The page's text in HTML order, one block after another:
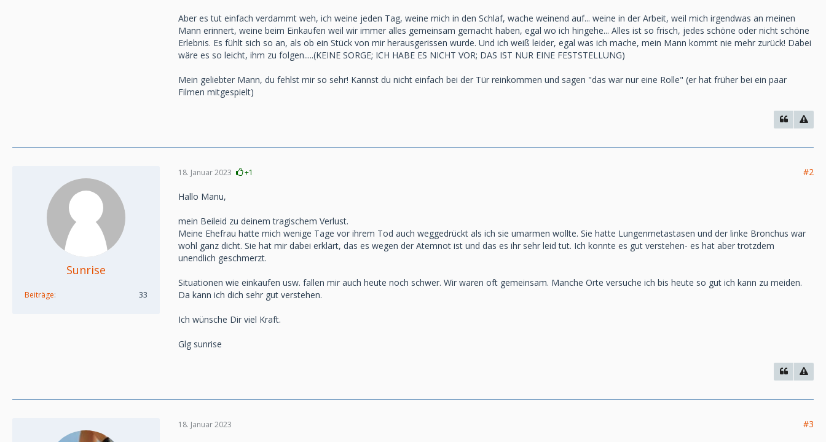
Aber es tut einfach verdammt weh, ich weine jeden Tag, weine mich in den Schlaf, wache weinend auf... weine in der Arbeit, weil mich irgendwas an meinen
Mann erinnert, weine beim Einkaufen weil wir immer alles gemeinsam gemacht haben, egal wo ich hingehe... Alles ist so frisch, jedes schöne oder nicht schöne
Erlebnis. Es fühlt sich so an, als ob ein Stück von mir herausgerissen wurde. Und ich weiß leider, egal was ich mache, mein Mann kommt nie mehr zurück! Dabei
wäre es so leicht, ihm zu folgen.....(KEINE SORGE; ICH HABE ES NICHT VOR; DAS IST NUR EINE FESTSTELLUNG)
Mein geliebter Mann, du fehlst mir so sehr! Kannst du nicht einfach bei der Tür reinkommen und sagen "das war nur eine Rolle" (er hat früher bei ein paar
Filmen mitgespielt)
Sunrise
Beiträge 33
18. Januar 2023 +1 #2
Hallo Manu,
mein Beileid zu deinem tragischem Verlust.
Meine Ehefrau hatte mich wenige Tage vor ihrem Tod auch weggedrückt als ich sie umarmen wollte. Sie hatte Lungenmetastasen und der linke Bronchus war
wohl ganz dicht. Sie hat mir dabei erklärt, das es wegen der Atemnot ist und das es ihr sehr leid tut. Ich konnte es gut verstehen- es hat aber trotzdem
unendlich geschmerzt.
Situationen wie einkaufen usw. fallen mir auch heute noch schwer. Wir waren oft gemeinsam. Manche Orte versuche ich bis heute so gut ich kann zu meiden.
Da kann ich dich sehr gut verstehen.
Ich wünsche Dir viel Kraft.
Glg sunrise
18. Januar 2023 #3